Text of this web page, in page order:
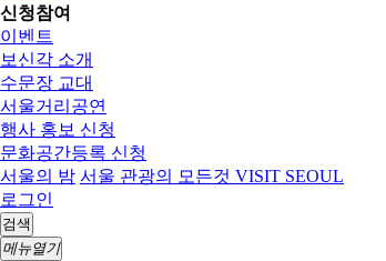
신청참여
이벤트
보신각 소개
수문장 교대
서울거리공연
행사 홍보 신청
문화공간등록 신청
서울의 밤 서울 관광의 모든것 VISIT SEOUL
로그인
검색
메뉴열기